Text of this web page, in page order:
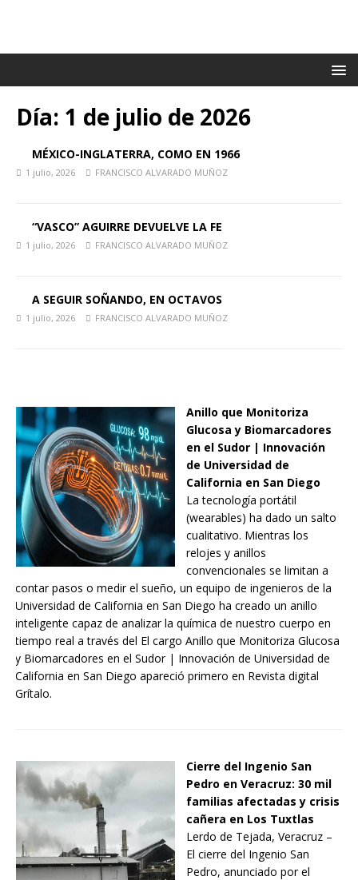
Día: 1 de julio de 2026
MÉXICO-INGLATERRA, COMO EN 1966
1 julio, 2026 FRANCISCO ALVARADO MUÑOZ
“VASCO” AGUIRRE DEVUELVE LA FE
1 julio, 2026 FRANCISCO ALVARADO MUÑOZ
A SEGUIR SOÑANDO, EN OCTAVOS
1 julio, 2026 FRANCISCO ALVARADO MUÑOZ
Anillo que Monitoriza
Glucosa y Biomarcadores
en el Sudor | Innovación
de Universidad de
California en San Diego
La tecnología portátil
(wearables) ha dado un salto
cualitativo. Mientras los
relojes y anillos
convencionales se limitan a
contar pasos o medir el sueño, un equipo de ingenieros de la
Universidad de California en San Diego ha creado un anillo
inteligente capaz de analizar la química de nuestro cuerpo en
tiempo real a través del El cargo Anillo que Monitoriza Glucosa
y Biomarcadores en el Sudor | Innovación de Universidad de
California en San Diego apareció primero en Revista digital
Grítalo.
Cierre del Ingenio San
Pedro en Veracruz: 30 mil
familias afectadas y crisis
cañera en Los Tuxtlas
Lerdo de Tejada, Veracruz –
El cierre del Ingenio San
Pedro, anunciado por el